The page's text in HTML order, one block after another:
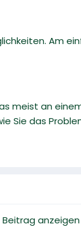
Am
meist an
Sie das
Beitrag anzeigen